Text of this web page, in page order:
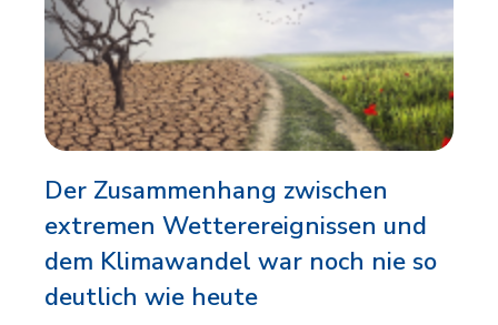
Der Zusammenhang zwischen
extremen Wetterereignissen und
dem Klimawandel war noch nie so
deutlich wie heute